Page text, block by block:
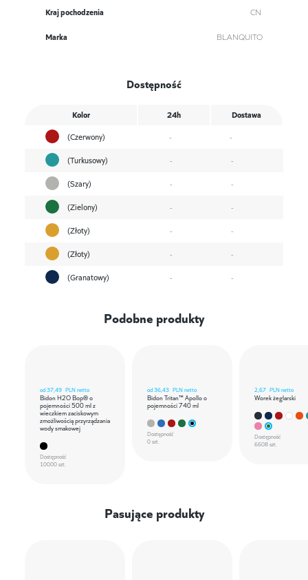
Kraj pochodzenia CN
Marka BLANQUITO
Dostępność
Kolor 24h
Dostawa
(Czerwony)
-
-
(Turkusowy)
-
-
(Szary)
-
-
(Zielony)
-
-
(Złoty)
-
-
(Złoty)
-
-
(Granatowy)
- -
Podobne produkty
od37,49 PLN netto
Bidon H2O Bop® o
pojemności 500 ml z
wieczkiem zaciskowym
zmożliwością przyrządzania
wody smakowej
Dostępność
10000 szt.
od36,43 PLN netto
Bidon Tritan™ Apollo o
pojemności 740 ml
Dostępność
0 szt.
2,67 PLN netto
Worek żeglarski
Dostępność
6608 szt.
Pasujące produkty